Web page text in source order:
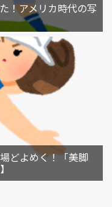
！アメリカ時代の写
どよめく！「美脚